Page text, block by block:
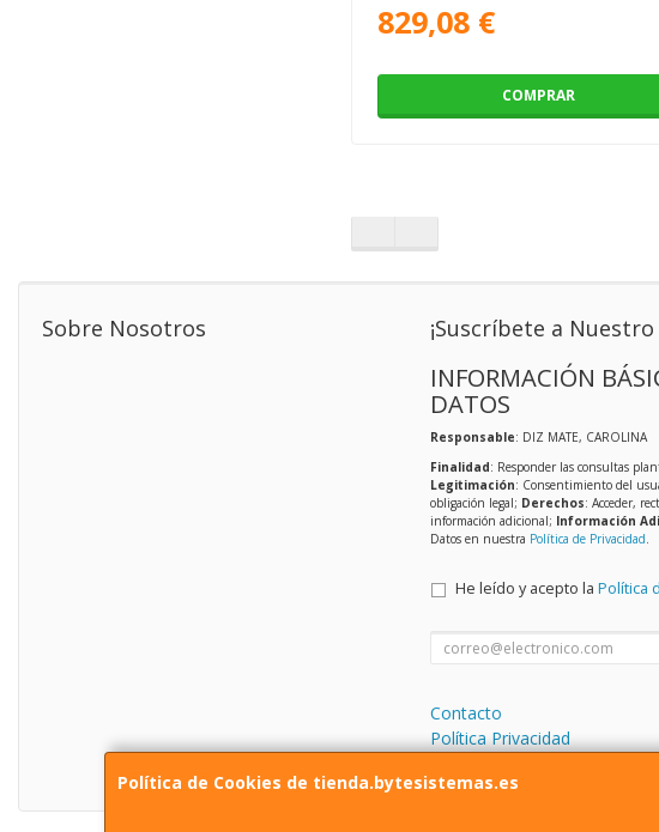
829,08 €
COMPRAR
Política de Cookies de tienda.bytesistemas.es
Sobre Nosotros ¡Suscríbete a
INFORMACIÓN
DATOS
Responsable: DIZ MATE, CAROLINA
Finalidad: Responder las consultas
Legitimación: Consentimiento del
obligación legal; Derechos: Acceder,
información adicional; Información
Datos en nuestra Política de Privacidad.
He leído y acepto la Política
Contacto
Política Privacidad